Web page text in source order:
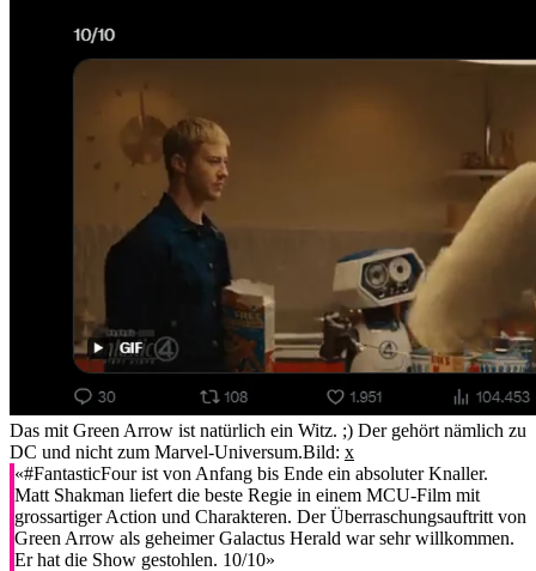
Das mit Green Arrow ist natürlich ein Witz. ;) Der gehört nämlich zu
DC und nicht zum Marvel-Universum.Bild: x
«#FantasticFour ist von Anfang bis Ende ein absoluter Knaller.
Matt Shakman liefert die beste Regie in einem MCU-Film mit
grossartiger Action und Charakteren. Der Überraschungsauftritt von
Green Arrow als geheimer Galactus Herald war sehr willkommen.
Er hat die Show gestohlen. 10/10»